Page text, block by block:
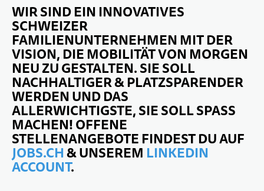
10 JAHRE+
TEENS
SPORT & FREIZEIT
WIR SIND EIN INNOVATIVES
SCHWEIZER
FAMILIENUNTERNEHMEN MIT DER
VISION, DIE MOBILITÄT VON MORGEN
NEU ZU GESTALTEN. SIE SOLL
NACHHALTIGER & PLATZSPARENDER
WERDEN UND DAS
ALLERWICHTIGSTE, SIE SOLL SPASS
MACHEN! OFFENE
STELLENANGEBOTE FINDEST DU AUF
JOBS.CH& UNSEREM LINKEDIN
ACCOUNT.